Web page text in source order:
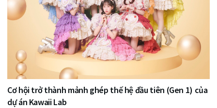
Cơ hội trở thành mảnh ghép thế hệ đầu tiên (Gen 1) của
dự án Kawaii Lab